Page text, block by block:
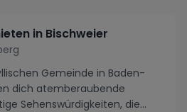
in Bischweier
Gemeinde in Baden-
dich atemberaubende
Sehenswürdigkeiten, die